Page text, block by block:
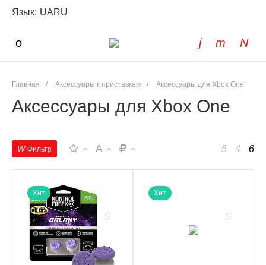
Язык: UARU
Главная / Аксессуары к приставкам / Аксессуары для Xbox One
Аксессуары для Xbox One
A
Хит Хит